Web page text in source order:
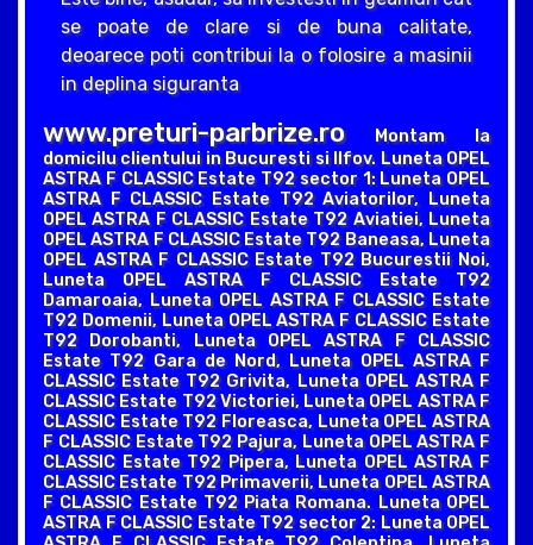
se poate de clare si de buna calitate,
deoarece poti contribui la o folosire a masinii
in deplina siguranta
www.preturi-parbrize.roMontam la
domicilu clientului in Bucuresti si Ilfov. Luneta OPEL
ASTRA F CLASSIC Estate T92 sector 1: Luneta OPEL
ASTRA F CLASSIC Estate T92 Aviatorilor, Luneta
OPEL ASTRA F CLASSIC Estate T92 Aviatiei, Luneta
OPEL ASTRA F CLASSIC Estate T92 Baneasa, Luneta
OPEL ASTRA F CLASSIC Estate T92 Bucurestii Noi,
Luneta OPEL ASTRA F CLASSIC Estate T92
Damaroaia, Luneta OPEL ASTRA F CLASSIC Estate
T92 Domenii, Luneta OPEL ASTRA F CLASSIC Estate
T92 Dorobanti, Luneta OPEL ASTRA F CLASSIC
Estate T92 Gara de Nord, Luneta OPEL ASTRA F
CLASSIC Estate T92 Grivita, Luneta OPEL ASTRA F
CLASSIC Estate T92 Victoriei, Luneta OPEL ASTRA F
CLASSIC Estate T92 Floreasca, Luneta OPEL ASTRA
F CLASSIC Estate T92 Pajura, Luneta OPEL ASTRA F
CLASSIC Estate T92 Pipera, Luneta OPEL ASTRA F
CLASSIC Estate T92 Primaverii, Luneta OPEL ASTRA
F CLASSIC Estate T92 Piata Romana. Luneta OPEL
ASTRA F CLASSIC Estate T92 sector 2: Luneta OPEL